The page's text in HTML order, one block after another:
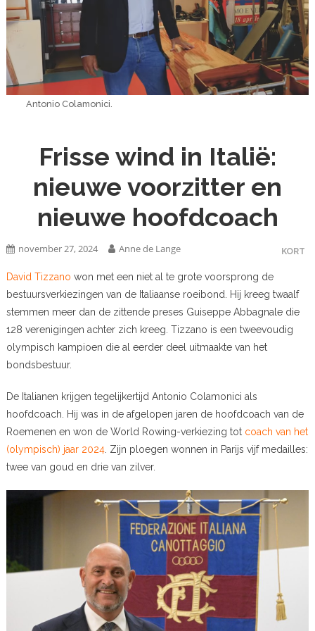
Antonio Colamonici.
Frisse wind in Italië:
nieuwe voorzitter en
nieuwe hoofdcoach
KORT
november 27, 2024 Anne de Lange
David Tizzano won met een niet al te grote voorsprong de
bestuursverkiezingen van de Italiaanse roeibond. Hij kreeg twaalf
stemmen meer dan de zittende preses Guiseppe Abbagnale die
128 verenigingen achter zich kreeg. Tizzano is een tweevoudig
olympisch kampioen die al eerder deel uitmaakte van het
bondsbestuur.
De Italianen krijgen tegelijkertijd Antonio Colamonici als
hoofdcoach. Hij was in de afgelopen jaren de hoofdcoach van de
Roemenen en won de World Rowing-verkiezing tot coach van het
(olympisch) jaar 2024. Zijn ploegen wonnen in Parijs vijf medailles:
twee van goud en drie van zilver.